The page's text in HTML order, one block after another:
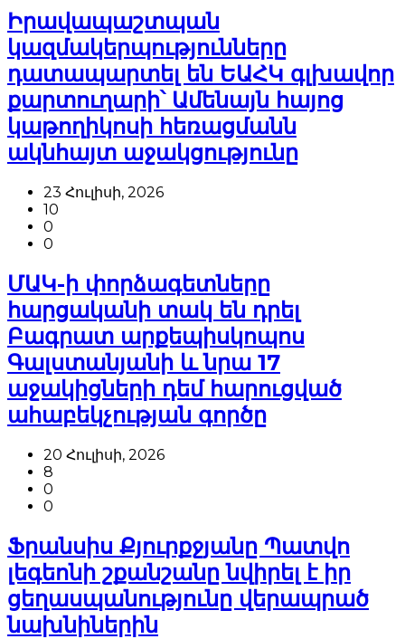
Իրավապաշտպան
կազմակերպությունները
դատապարտել են ԵԱՀԿ գլխավոր
քարտուղարի՝ Ամենայն հայոց
կաթողիկոսի հեռացմանն
ակնհայտ աջակցությունը
23 Հուլիսի, 2026
10
0
0
ՄԱԿ-ի փորձագետները
հարցականի տակ են դրել
Բագրատ արքեպիսկոպոս
Գալստանյանի և նրա 17
աջակիցների դեմ հարուցված
ահաբեկչության գործը
20 Հուլիսի, 2026
8
0
0
Ֆրանսիս Քյուրքջյանը Պատվո
լեգեոնի շքանշանը նվիրել է իր
ցեղասպանությունը վերապրած
նախնիներին